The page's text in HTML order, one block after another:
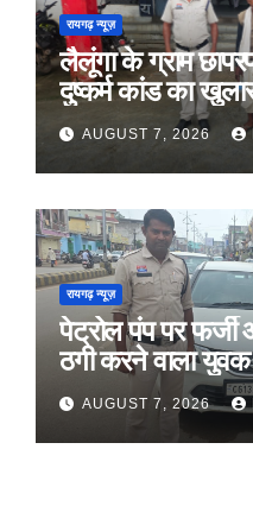
रायगढ़ न्यूज़
लैलूंगा के ग्राम
दुष्कर्म कांड का
गिरफ्तार
AUGUST 7, 2026
रायगढ़ न्यूज़
पेट्रोल पंप पर
ठगी करने वाला युवक
AUGUST 7, 2026